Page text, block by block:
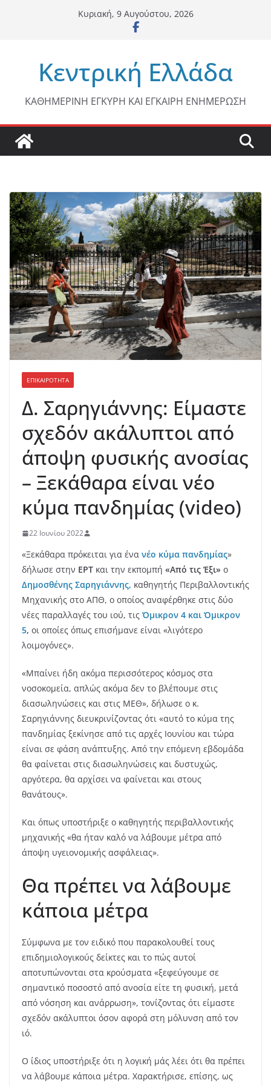
Κυριακή, 9 Αυγούστου, 2026
Κεντρική Ελλάδα
ΚΑΘΗΜΕΡΙΝΗ ΕΓΚΥΡΗ ΚΑΙ ΕΓΚΑΙΡΗ ΕΝΗΜΕΡΩΣΗ
ΕΠΙΚΑΙΡΟΤΗΤΑ
Δ. Σαρηγιάννης: Είμαστε
σχεδόν ακάλυπτοι από
άποψη φυσικής ανοσίας
– Ξεκάθαρα είναι νέο
κύμα πανδημίας (video)
22 Ιουνίου 2022
«Ξεκάθαρα πρόκειται για ένα νέο κύμα πανδημίας»
δήλωσε στην ΕΡΤ και την εκπομπή «Από τις Έξι» ο
Δημοσθένης Σαρηγιάννης, καθηγητής Περιβαλλοντικής
Μηχανικής στο ΑΠΘ, ο οποίος αναφέρθηκε στις δύο
νέες παραλλαγές του ιού, τις Όμικρον 4 και Όμικρον
5, οι οποίες όπως επισήμανε είναι «λιγότερο
λοιμογόνες».
«Μπαίνει ήδη ακόμα περισσότερος κόσμος στα
νοσοκομεία, απλώς ακόμα δεν το βλέπουμε στις
διασωληνώσεις και στις ΜΕΘ», δήλωσε ο κ.
Σαρηγιάννης διευκρινίζοντας ότι «αυτό το κύμα της
πανδημίας ξεκίνησε από τις αρχές Ιουνίου και τώρα
είναι σε φάση ανάπτυξης. Από την επόμενη εβδομάδα
θα φαίνεται στις διασωληνώσεις και δυστυχώς,
αργότερα, θα αρχίσει να φαίνεται και στους
θανάτους».
Και όπως υποστήριξε ο καθηγητής περιβαλλοντικής
μηχανικής «θα ήταν καλό να λάβουμε μέτρα από
άποψη υγειονομικής ασφάλειας».
Θα πρέπει να λάβουμε
κάποια μέτρα
Σύμφωνα με τον ειδικό που παρακολουθεί τους
επιδημιολογικούς δείκτες και το πώς αυτοί
αποτυπώνονται στα κρούσματα «ξεφεύγουμε σε
σημαντικό ποσοστό από ανοσία είτε τη φυσική, μετά
από νόσηση και ανάρρωση», τονίζοντας ότι είμαστε
σχεδόν ακάλυπτοι όσον αφορά στη μόλυνση από τον
ιό.
Ο ίδιος υποστήριξε ότι η λογική μάς λέει ότι θα πρέπει
να λάβουμε κάποια μέτρα. Χαρακτήρισε, επίσης, ως